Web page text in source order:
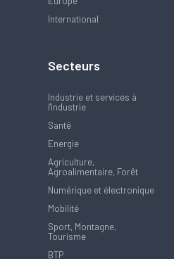
International
Secteurs
Industrie et services à
l'industrie
Santé
Energie
Agriculture,
Agroalimentaire, Forêt
Numérique et électronique
Mobilité
Sport, Montagne,
Tourisme
BTP